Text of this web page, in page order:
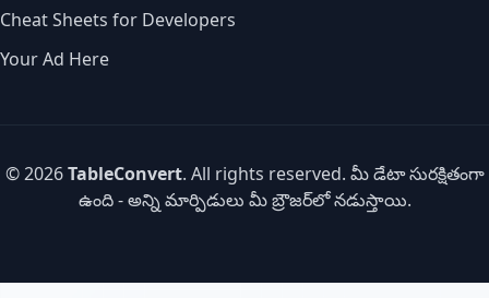
Cheat Sheets for Developers
Your Ad Here
© 2026TableConvert. All rights reserved. మీ డేటా సురక్షితంగా
ఉంది - అన్ని మార్పిడులు మీ బ్రౌజర్‌లో నడుస్తాయి.